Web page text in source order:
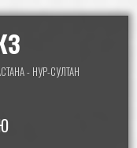
- НУР-СУЛТАН